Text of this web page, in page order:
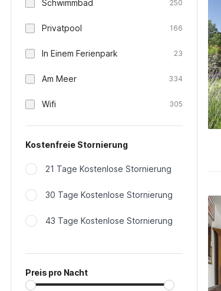
Schwimmbad 250
Privatpool 166
In Einem Ferienpark 23
Am Meer 334
Wifi 305
Kostenfreie Stornierung
21 Tage Kostenlose Stornierung
30 Tage Kostenlose Stornierung
43 Tage Kostenlose Stornierung
Preis pro Nacht